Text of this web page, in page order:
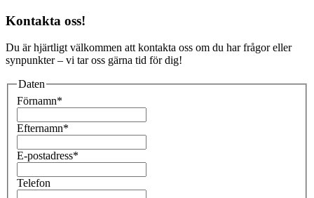
Kontakta oss!
Du är hjärtligt välkommen att kontakta oss om du har frågor eller
synpunkter – vi tar oss gärna tid för dig!
Daten
Förnamn*
Efternamn*
E-postadress*
Telefon